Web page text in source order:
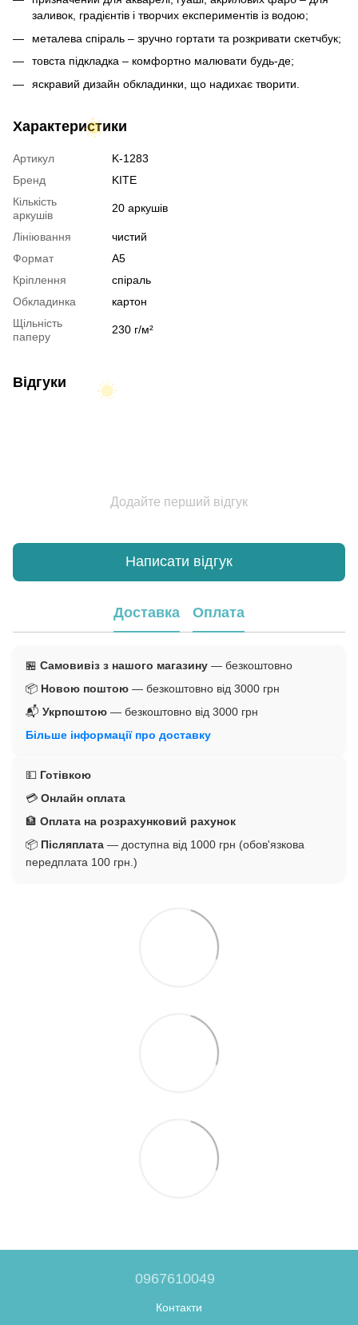
заливок, градієнтів і творчих експериментів із водою;
металева спіраль – зручно гортати та розкривати скетчбук;
товста підкладка – комфортно малювати будь-де;
яскравий дизайн обкладинки, що надихає творити.
Характеристики
Артикул
K-1283
Бренд
KITE
Кількість
аркушів
20 аркушів
Лініювання
чистий
Формат
A5
Кріплення
спіраль
Обкладинка
картон
Щільність
паперу
230 г/м²
Відгуки
Додайте перший відгук
Написати відгук
Доставка Оплата
🏪 Самовивіз з нашого магазину — безкоштовно
📦 Новою поштою — безкоштовно від 3000 грн
📬 Укрпоштою — безкоштовно від 3000 грн
Більше інформації про доставку
💵 Готівкою
💳 Онлайн оплата
🏦 Оплата на розрахунковий рахунок
📦 Післяплата — доступна від 1000 грн (обов'язкова
передплата 100 грн.)
0967610049
Контакти